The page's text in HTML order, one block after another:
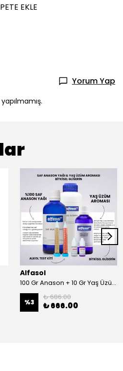
EKLE
Yorum Yap
Alfasol
100 Gr Anason + 10 Gr Yaş Üzüm + 250 Gr Gliserin + Alkol Test Kiti
%3
₺ 686.00
₺ 666.00